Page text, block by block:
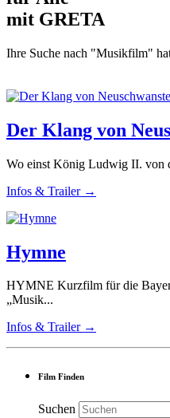
mit GRETA
Ihre Suche nach "Musikfilm"
Der Klang von
Wo einst König Ludwig II. von
Infos & Trailer →
Hymne
HYMNE Kurzfilm für die
„Musik...
Infos & Trailer →
Film Finden
Suchen